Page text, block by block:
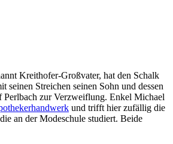
Kreithofer-Großvater, hat den Schalk
seinen Streichen seinen Sohn und dessen
zur Verzweiflung. Enkel Michael
und trifft hier zufällig die
an der Modeschule studiert. Beide